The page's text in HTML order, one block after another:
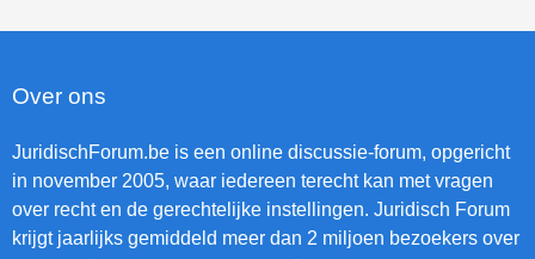
Over ons
JuridischForum.be is een online discussie-forum, opgericht
in november 2005, waar iedereen terecht kan met vragen
over recht en de gerechtelijke instellingen. Juridisch Forum
krijgt jaarlijks gemiddeld meer dan 2 miljoen bezoekers over